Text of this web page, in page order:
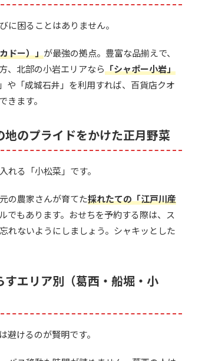
に困ることはありません。
ドー）」が最強の拠点。豊富な品揃えで、
、北部の小岩エリアなら「シャポー小岩」
や「成城石井」を利用すれば、百貨店クオ
きます。
のプライドをかけた正月野菜
れる「小松菜」です。
の農家さんが育てた採れたての「江戸川産
でもあります。おせちを予約する際は、ス
れないようにしましょう。シャキッとした
エリア別（葛西・船堀・小
けるのが賢明です。